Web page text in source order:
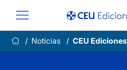
contenido
Noticias
CEU Ediciones publica «Crónicas